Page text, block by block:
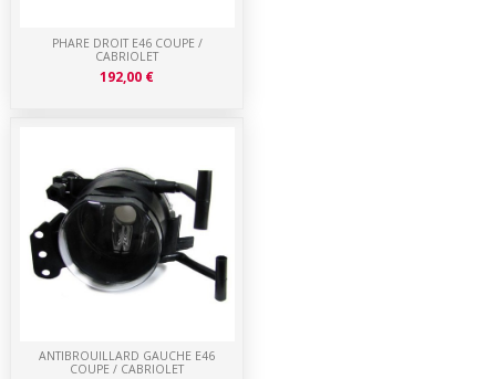
ANTIBROUILLARD GAUCHE E46
COUPE / CABRIOLET
PHARE DROIT E46 COUPE /
CABRIOLET
192,00 €